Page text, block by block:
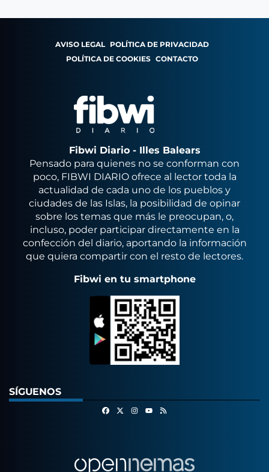
AVISO LEGAL POLÍTICA DE PRIVACIDAD
POLÍTICA DE COOKIES CONTACTO
Fibwi Diario - Illes Balears
Pensado para quienes no se conforman con
poco, FIBWI DIARIO ofrece al lector toda la
actualidad de cada uno de los pueblos y
ciudades de las Islas, la posibilidad de opinar
sobre los temas que más le preocupan, o,
incluso, poder participar directamente en la
confección del diario, aportando la información
que quiera compartir con el resto de lectores.
Fibwi en tu smartphone
SÍGUENOS
FacebookInstagram